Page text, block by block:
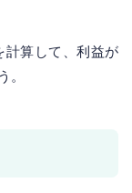
計算して、利益が
。